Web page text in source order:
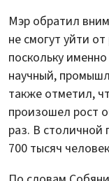
Мэр обратил
не смогут уйти
поскольку
научный,
также отметил,
произошел рост
раз. В
700 тысяч